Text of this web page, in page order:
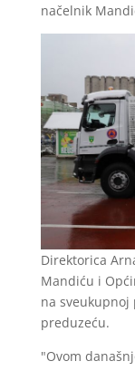
načelnik
Direktorica
Mandiću i
na sveukupnoj
preduzeću.
"Ovom